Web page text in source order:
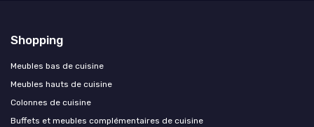
Shopping
Meubles bas de cuisine
Meubles hauts de cuisine
Colonnes de cuisine
Buffets et meubles complémentaires de cuisine